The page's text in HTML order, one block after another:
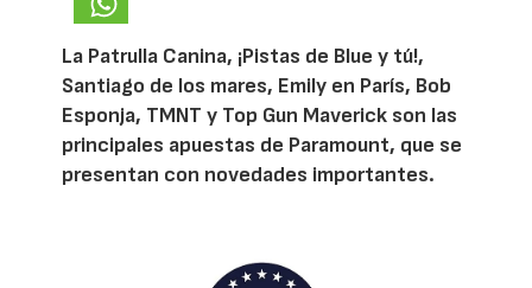
La Patrulla Canina, ¡Pistas de Blue y tú!,
Santiago de los mares, Emily en París, Bob
Esponja, TMNT y Top Gun Maverick son las
principales apuestas de Paramount, que se
presentan con novedades importantes.